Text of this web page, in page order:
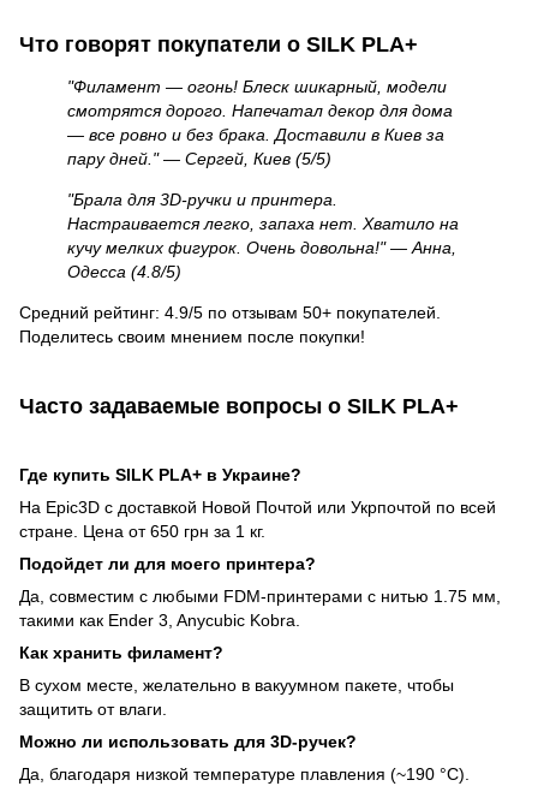
Что говорят покупатели о SILK PLA+
"Филамент — огонь! Блеск шикарный, модели
смотрятся дорого. Напечатал декор для дома
— все ровно и без брака. Доставили в Киев за
пару дней." — Сергей, Киев (5/5)
"Брала для 3D-ручки и принтера.
Настраивается легко, запаха нет. Хватило на
кучу мелких фигурок. Очень довольна!" — Анна,
Одесса (4.8/5)
Средний рейтинг: 4.9/5 по отзывам 50+ покупателей.
Поделитесь своим мнением после покупки!
Часто задаваемые вопросы о SILK PLA+
Где купить SILK PLA+ в Украине?
На Epic3D с доставкой Новой Почтой или Укрпочтой по всей
стране. Цена от 650 грн за 1 кг.
Подойдет ли для моего принтера?
Да, совместим с любыми FDM-принтерами с нитью 1.75 мм,
такими как Ender 3, Anycubic Kobra.
Как хранить филамент?
В сухом месте, желательно в вакуумном пакете, чтобы
защитить от влаги.
Можно ли использовать для 3D-ручек?
Да, благодаря низкой температуре плавления (~190 °C).